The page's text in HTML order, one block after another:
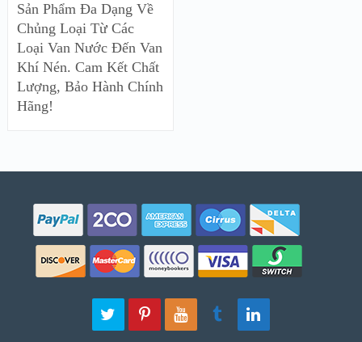
Sản Phẩm Đa Dạng Về
Chủng Loại Từ Các
Loại Van Nước Đến Van
Khí Nén. Cam Kết Chất
Lượng, Bảo Hành Chính
Hãng!